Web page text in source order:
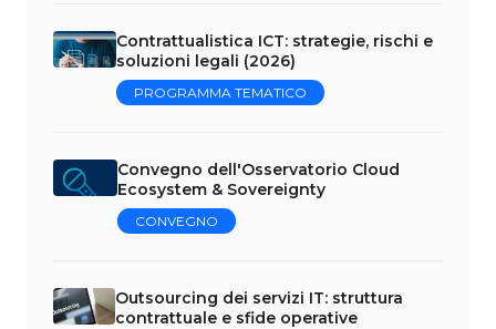
Contrattualistica ICT: strategie, rischi e
soluzioni legali (2026)
PROGRAMMA TEMATICO
Convegno dell'Osservatorio Cloud
Ecosystem & Sovereignty
CONVEGNO
Outsourcing dei servizi IT: struttura
contrattuale e sfide operative